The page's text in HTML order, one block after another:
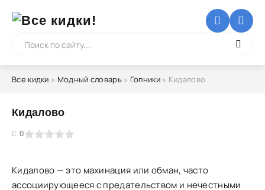
Все кидки » Модный словарь» Гопники» Кидалово
Кидалово
0
Кидалово — это махинация или обман, часто
ассоциирующееся с предательством и нечестными